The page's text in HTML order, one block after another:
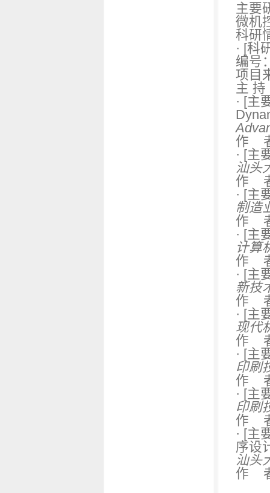
主要
微机
科研
· [科
编号
项目
主 持
· [主
作
· [主
汕头
作
· [主
制造
作
· [主
计算
作
· [主
新技
作
· [主
现代
作
· [主
印刷
作
· [主
印刷
作
· [主
序设
汕头
作